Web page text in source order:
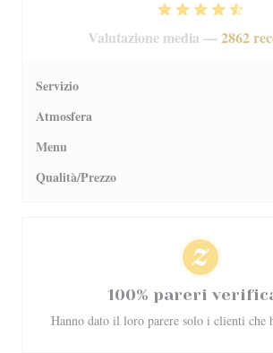
Valutazione media —2862
Servizio
Atmosfera
Menu
Qualità/Prezzo
100% pareri
Hanno dato il loro parere solo i clienti che